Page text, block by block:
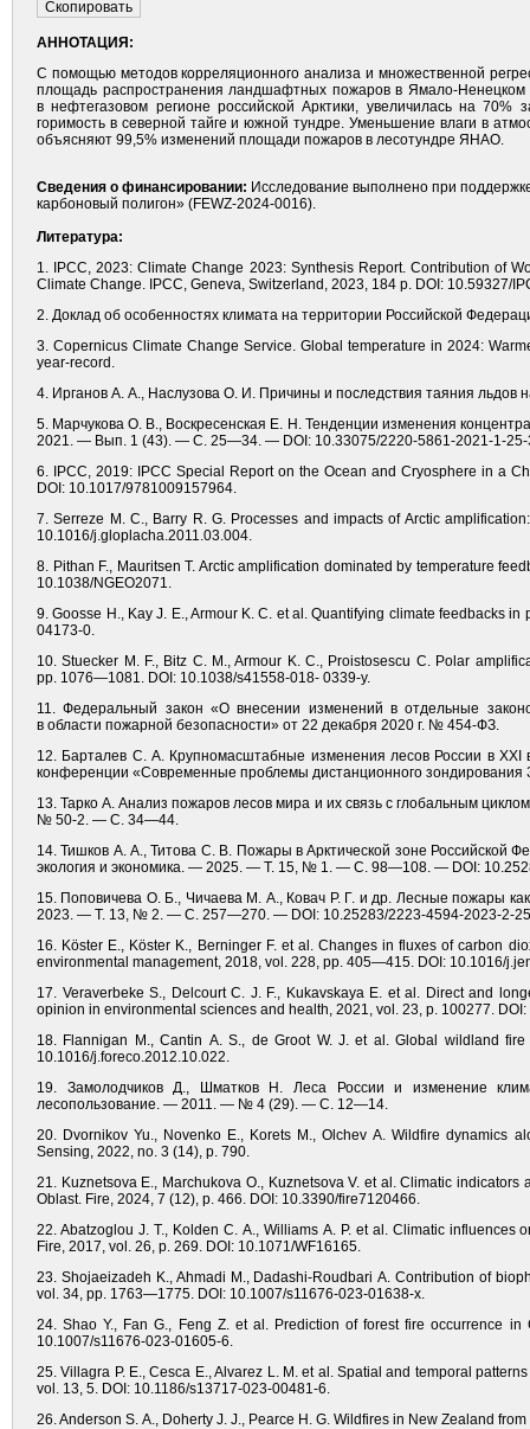
АННОТАЦИЯ:
С помощью методов корреляционного анализа и множественной
площадь распространения ландшафтных пожаров в Ямало-
в нефтегазовом регионе российской Арк­тики, увеличилась на
горимость в северной тайге и южной тундре. Уменьшение влаги в
объясняют 99,5% изменений площади пожаров в лесотундре ЯНАО.
Сведения о финансировании: Исследование выполнено при
карбоновый полигон» (FEWZ-2024-0016).
Литература:
1. IPCC, 2023: Climate Change 2023: Synthesis Report. Contribution of
Climate Change. IPCC, Geneva, Switzerland, 2023, 184 p. DOI: 10.59327/
2. Доклад об особенностях климата на территории Российской
3. Copernicus Climate Change Service. Global temperature in 2024:
year-record.
4. Ирганов А. А., Наслузова О. И. Причины и последствия таяния
5. Марчукова О. В., Воскресенская Е. Н. Тенденции изменения
2021. — Вып. 1 (43). — С. 25—34. — DOI: 10.33075/2220-5861-2021-1-25-
6. IPCC, 2019: IPCC Special Report on the Ocean and Cryosphere in a
DOI: 10.1017/9781009157964.
7. Serreze M. C., Barry R. G. Processes and impacts of Arctic
10.1016/j.gloplacha.2011.03.004.
8. Pithan F., Mauritsen T. Arctic amplification dominated by temperature
10.1038/NGEO2071.
9. Goosse H., Kay J. E., Armour K. C. et al. Quantifying climate feedbacks
04173-0.
10. Stuecker M. F., Bitz C. M., Armour K. C., Proistosescu C. Polar
pp. 1076—1081. DOI: 10.1038/s41558-018- 0339-y.
11. Федеральный закон «О внесении изменений в отдельные
в области пожарной безопасности» от 22 декабря 2020 г. № 454-ФЗ.
12. Барталев С. А. Крупномасштабные изменения лесов России в
конференции «Современные проблемы дистанционного
13. Тарко А. Анализ пожаров лесов мира и их связь с глобальным
№ 50-2. — С. 34—44.
14. Тишков А. А., Титова С. В. Пожары в Арктической зоне Российской
экология и экономика. — 2025. — Т. 15, № 1. — С. 98—108. — DOI:
15. Поповичева О. Б., Чичаева М. А., Ковач Р. Г. и др. Лесные пожары как
2023. — Т. 13, № 2. — С. 257—270. — DOI: 10.25283/2223-4594-2023-2-
16. Köster E., Köster K., Berninger F. et al. Changes in fluxes of carbon
environmental management, 2018, vol. 228, pp. 405—415. DOI: 10.1016/
17. Veraverbeke S., Delcourt C. J. F., Kukavskaya E. et al. Direct and
opinion in environmental sciences and health, 2021, vol. 23, p. 100277.
18. Flannigan M., Cantin A. S., de Groot W. J. et al. Global wildland
10.1016/j.foreco.2012.10.022.
19. Замолодчиков Д., Шматков Н. Леса России и изменение
лесопользование. — 2011. — № 4 (29). — С. 12—14.
20. Dvornikov Yu., Novenko E., Korets M., Olchev A. Wildfire dynamics
Sensing, 2022, no. 3 (14), p. 790.
21. Kuznetsova E., Marchukova O., Kuznetsova V. et al. Climatic
Oblast. Fire, 2024, 7 (12), p. 466. DOI: 10.3390/fire7120466.
22. Abatzoglou J. T., Kolden C. A., Williams A. P. et al. Climatic
Fire, 2017, vol. 26, p. 269. DOI: 10.1071/WF16165.
23. Shojaeizadeh K., Ahmadi M., Dadashi-Roudbari A. Contribution of
vol. 34, pp. 1763—1775. DOI: 10.1007/s11676-023-01638-x.
24. Shao Y., Fan G., Feng Z. et al. Prediction of forest fire occurrence
10.1007/s11676-023-01605-6.
25. Villagra P. E., Cesca E., Alvarez L. M. et al. Spatial and temporal
vol. 13, 5. DOI: 10.1186/s13717-023-00481-6.
26. Anderson S. A., Doherty J. J., Pearce H. G. Wildfires in New Zealand